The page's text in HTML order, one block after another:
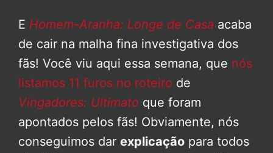
E Homem-Aranha: Longe de Casa acaba
de cair na malha fina investigativa dos
fãs! Você viu aqui essa semana, que nós
listamos 11 furos no roteiro de
Vingadores: Ultimato que foram
apontados pelos fãs! Obviamente, nós
conseguimos dar explicação para todos